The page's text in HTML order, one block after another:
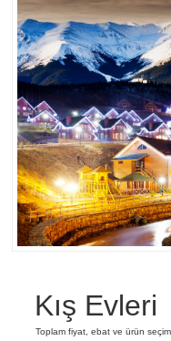
Kış Evleri
Toplam fiyat, ebat ve ürün